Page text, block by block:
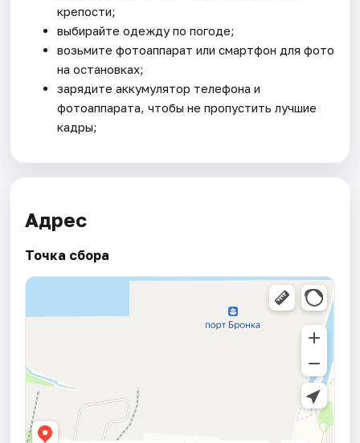
крепости;
выбирайте одежду по погоде;
возьмите фотоаппарат или смартфон для фото
на остановках;
зарядите аккумулятор телефона и
фотоаппарата, чтобы не пропустить лучшие
кадры;
Адрес
Точка сбора